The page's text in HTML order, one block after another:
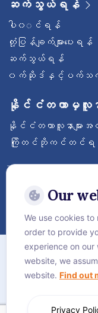
ဆက်သွယ်ရန်
ပါ၀◌င်ရန်
တုံ့ပြန်ချက်များပေးရန်
ဆက်သွယ်ရန်
၀က်ဆိုဒ်နှင့်ပက်သက်ပြီး
နိုင်ငံတကာမှလူနာမ
နိုင်ငံတကာလူနာများ
ကြိုတင်ဘိုကင်တင်ရ
ဝေ့ဌာနီနိုင်ငံတ
ထားပါ
အကြောင်း
လုံခြုံရေးဆိုင်ရာ စည်းမျ
Language:ဗမာစာ
Our
We use cookies
order to provide
experience on
website, we
website. Find out
Privacy